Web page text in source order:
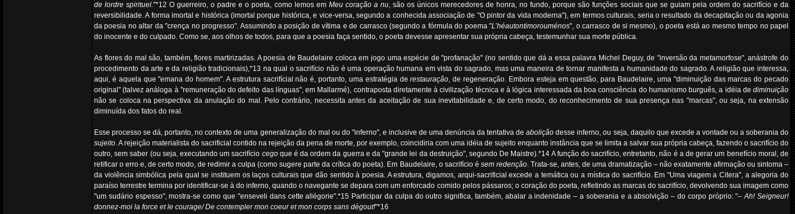
de lordre spirituel."*12 O guerreiro, o padre e o poeta, como lemos em Meu coração a nu, são os únicos merecedores de honra, no fundo, porque são funções sociais que se guiam pela ordem do sacrifício e da
reversibilidade. A forma imortal e histórica (imortal porque histórica, e vice-versa, segundo a conhecida associação de "O pintor da vida moderna"), em termos culturais, seria o resultado da decapitação ou da agonia
da poesia no altar da "crença no progresso". Assumindo a posição de vítima e de carrasco (segundo a fórmula do poema "L’héautontimorouménos", o carrasco de si mesmo), o poeta está ao mesmo tempo no papel
do inocente e do culpado. Como se, aos olhos de todos, para que a poesia faça sentido, o poeta devesse apresentar sua própria cabeça, testemunhar sua morte pública.
As flores do mal são, também, flores martirizadas. A poesia de Baudelaire coloca em jogo uma espécie de "profanação" (no sentido que dá a essa palavra Michel Deguy, de "inversão da metamorfose", anástrofe do
procedimento da arte e da religião tradicionais),*13 na qual o sacrifício não é uma operação humana em vista do sagrado, mas uma maneira de tornar manifesta a humanidade do sagrado. A religião que interessa,
aqui, é aquela que "emana do homem". A estrutura sacrifícial não é, portanto, uma estratégia derestauração, de regeneração. Embora esteja em questão, para Baudelaire, uma "diminuição das marcas do pecado
original" (talvez análoga à "remuneração do defeito das línguas", em Mallarmé), contraposta diretamente à civilização técnica e à lógica interessada da boa consciência do humanismo burguês, a idéia de diminuição
não se coloca na perspectiva da anulação do mal. Pelo contrário, necessita antes da aceitação de sua inevitabilidade e, de certo modo, do reconhecimento de sua presença nas "marcas", ou seja, na extensão
diminuída dos fatos do real.
Esse processo se dá, portanto, no contexto de uma generalização do mal ou do "inferno", e inclusive de uma denúncia da tentativa deabolição desse inferno, ou seja, daquilo que excede a vontade ou a soberania do
sujeito. A rejeição materialista do sacrificial contido na rejeição da pena de morte, por exemplo, coincidiria com uma idéia de sujeito enquanto instância que se limita a salvar sua própria cabeça, fazendo o sacrifício do
outro, sem saber (ou seja, executando um sacrifício cegoque é da ordem da guerra e da "grande lei da destruição", segundo De Maistre).*14 A função do sacrifício, entretanto, não é a de gerar um benefício moral, de
retificar o erro e, de certo modo, de redimir a culpa (como sugere parte da crítica do poeta). Em Baudelaire, o sacrifício é sem redenção. Trata-se, antes, de uma dramatização – não exatamente afirmação ou sintoma –
da violência simbólica pela qual se instituem os laços culturais que dão sentido à poesia. A estrutura, digamos, arqui-sacrificial excede a temática ou a mística do sacrifício. Em "Uma viagem a Citera", a alegoria do
paraíso terrestre termina por identificar-se à do inferno, quando o navegante se depara com um enforcado comido pelos pássaros; o coração do poeta, refletindo as marcas do sacrifício, devolvendo sua imagem como
"um sudário espesso", mostra-se como que "enseveli dans cette allégorie".*15 Participar da culpa do outro significa, também, abalar a indenidade – a soberania e a absolvição – do corpo próprio: "– Ah! Seigneur!
donnez-moi la force et le courage/ De contempler mon coeur et mon corps sans dégout!"*16